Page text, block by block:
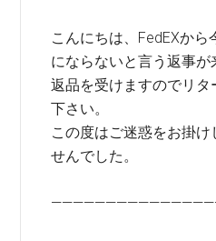
こんにちは、FedEXか
にならないと言う返事が
返品を受けますのでリタ
下さい。
この度はご迷惑をお掛け
せんでした。